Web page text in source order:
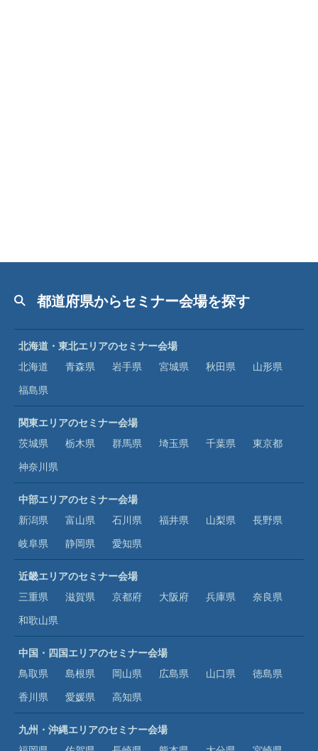
都道府県からセミナー会場を探す
北海道・東北エリアのセミナー会場
北海道
青森県 岩手県 宮城県 秋田県
山形県
福島県
関東エリアのセミナー会場
茨城県
栃木県 群馬県 埼玉県 千葉県
東京都
神奈川県
中部エリアのセミナー会場
新潟県
富山県 石川県 福井県 山梨県
長野県
岐阜県
静岡県 愛知県
近畿エリアのセミナー会場
三重県
滋賀県 京都府 大阪府 兵庫県
奈良県
和歌山県
中国・四国エリアのセミナー会場
鳥取県
島根県 岡山県 広島県 山口県
徳島県
香川県
愛媛県 高知県
九州・沖縄エリアのセミナー会場